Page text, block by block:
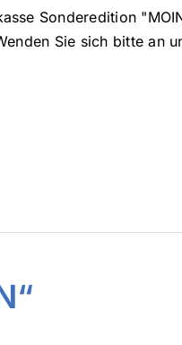
Sonderedition
Sie sich bitte an